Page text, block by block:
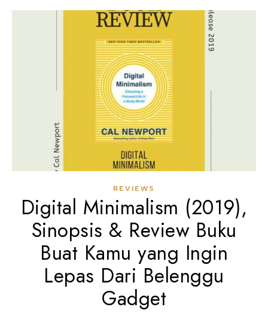
REVIEWS
Digital Minimalism (2019),
Sinopsis & Review Buku
Buat Kamu yang Ingin
Lepas Dari Belenggu
Gadget